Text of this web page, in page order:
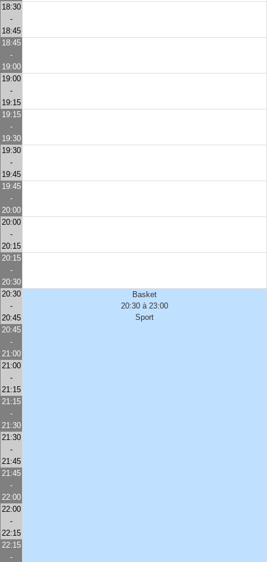
18:30
-
18:45
18:45
-
19:00
19:00
-
19:15
19:15
-
19:30
19:30
-
19:45
19:45
-
20:00
20:00
-
20:15
20:15
-
20:30
20:30
-
20:45
Basket
20:30 à 23:00
Sport
20:45
-
21:00
21:00
-
21:15
21:15
-
21:30
21:30
-
21:45
21:45
-
22:00
22:00
-
22:15
22:15
-